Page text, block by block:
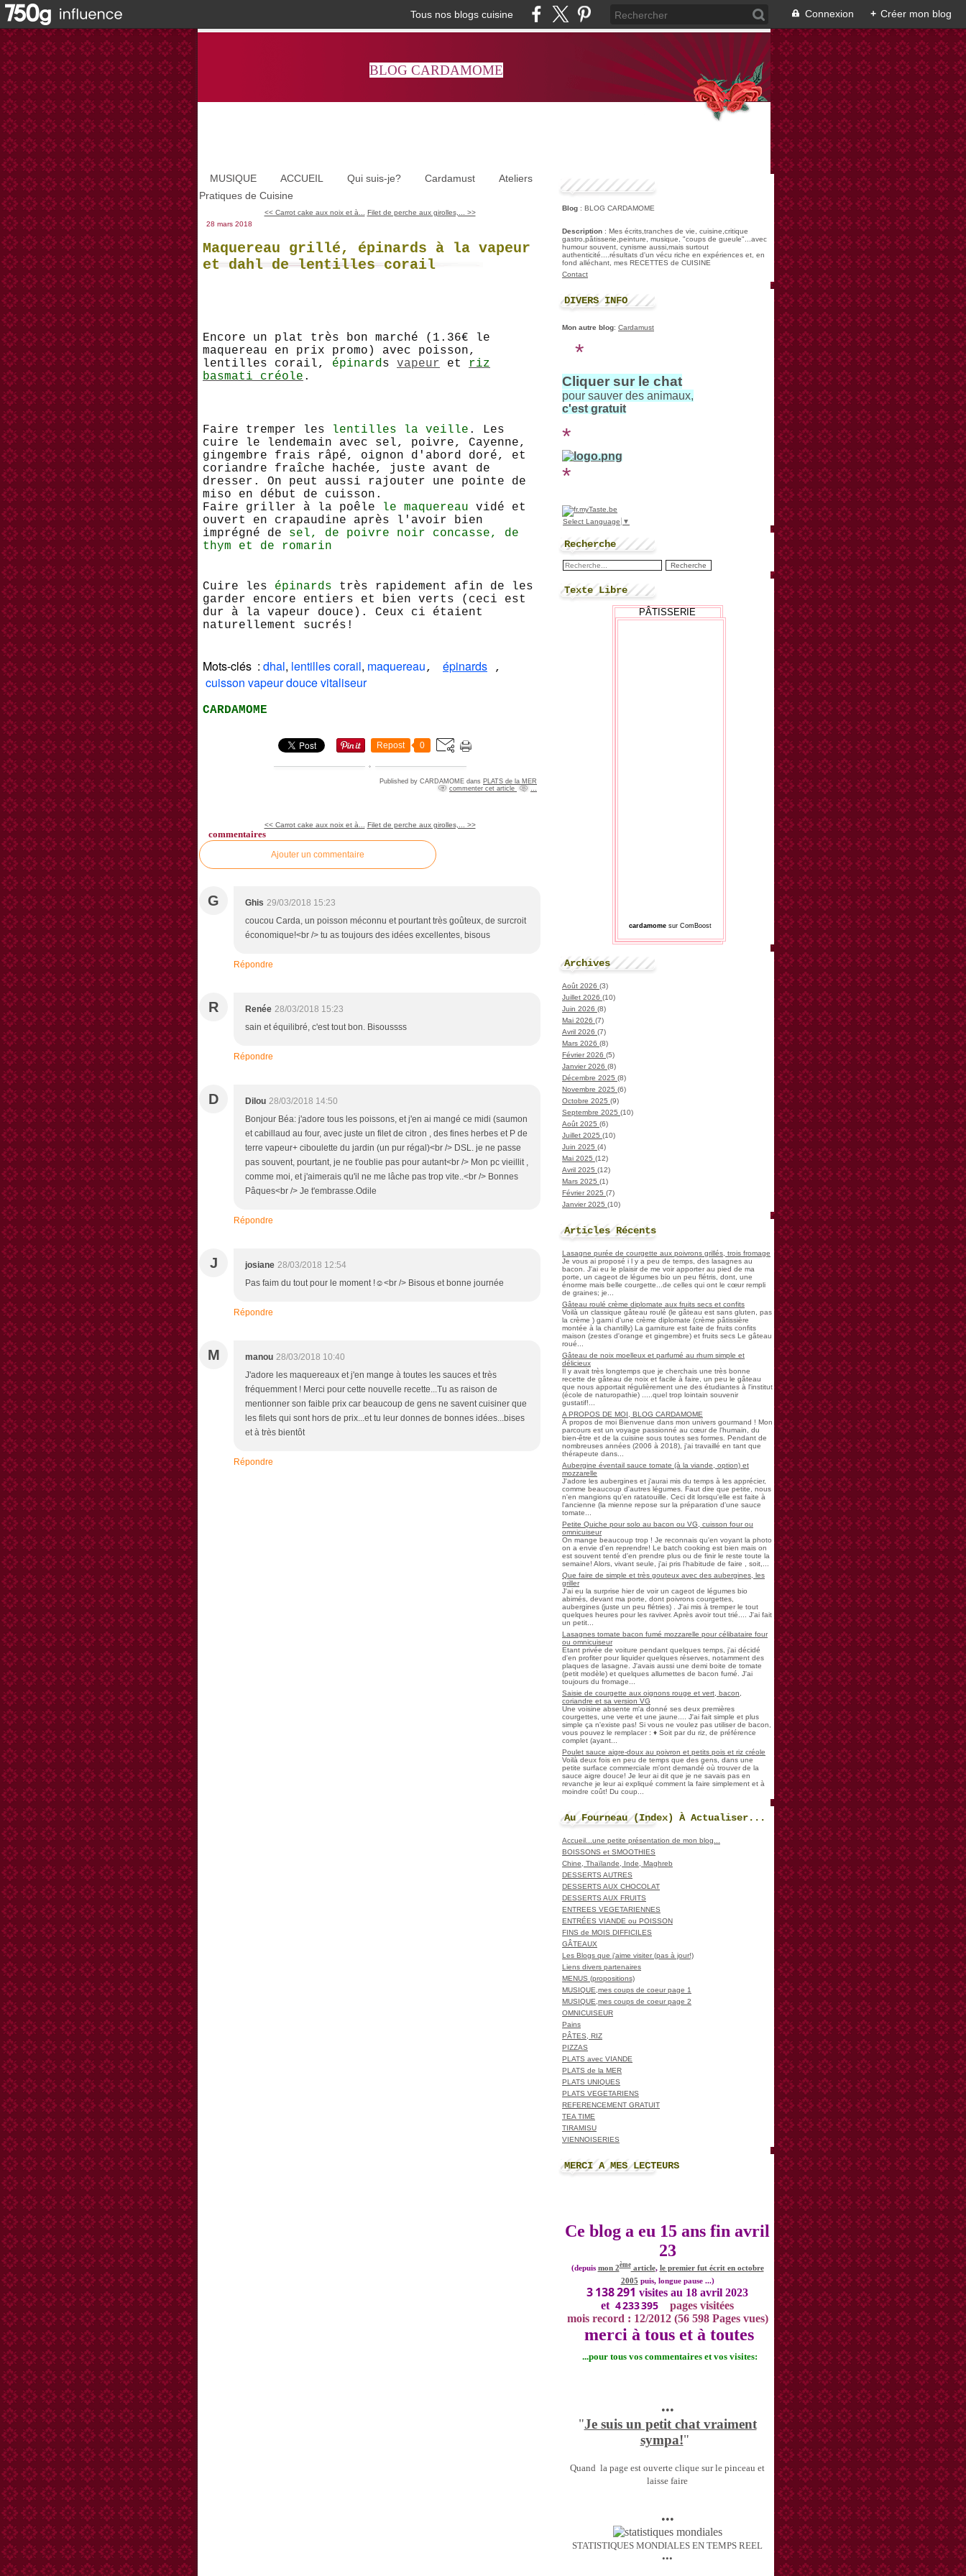
Tous nos blogs cuisine Connexion + Créer mon blog
BLOG CARDAMOME
MUSIQUE ACCUEIL Qui suis-je? Cardamust
Ateliers
Pratiques de Cuisine
<< Carrot cake aux noix et à...
Filet de perche aux girolles,... >>
28 mars 2018
Maquereau grillé, épinards à la vapeur
et dahl de lentilles corail
Encore un plat très bon marché (1.36€ le
maquereau en prix promo) avec poisson,
lentilles corail, épinards vapeur et
riz
basmati créole .
Faire tremper les lentilles la veille . Les
cuire le lendemain avec sel, poivre, Cayenne,
gingembre frais râpé, oignon d'abord doré, et
coriandre fraîche hachée, juste avant de
dresser. On peut aussi rajouter une pointe de
miso en début de cuisson.
Faire griller à la poêle
le maquereau vidé et
ouvert en crapaudine après l'avoir bien
imprégné de sel, de poivre noir concasse, de
thym et de romarin
Cuire les épinards très rapidement afin de les
garder encore entiers et bien verts (ceci est
dur à la vapeur douce). Ceux ci étaient
naturellement sucrés!
Mots-clés : dhal, lentilles corail, maquereau, épinards ,
cuisson vapeur douce vitaliseur
CARDAMOME
Repost 0
Published by CARDAMOME dans PLATS de la MER
commenter cet article
…
<< Carrot cake aux noix et à... Filet de perche aux girolles,... >>
commentaires
Ajouter un commentaire
G Ghis 29/03/2018 15:23
coucou Carda, un poisson méconnu et pourtant très goûteux, de surcroit
économique!<br /> tu as toujours des idées excellentes, bisous
Répondre
R Renée 28/03/2018 15:23
sain et équilibré, c'est tout bon. Bisoussss
Répondre
D Dilou 28/03/2018 14:50
Bonjour Béa: j'adore tous les poissons, et j'en ai mangé ce midi (saumon
et cabillaud au four, avec juste un filet de citron , des fines herbes et P de
terre vapeur+ ciboulette du jardin (un pur régal)<br /> DSL. je ne passe
pas souvent, pourtant, je ne t'oublie pas pour autant<br /> Mon pc vieillit ,
comme moi, et j'aimerais qu'il ne me lâche pas trop vite..<br /> Bonnes
Pâques<br /> Je t'embrasse.Odile
Répondre
J josiane 28/03/2018 12:54
Pas faim du tout pour le moment !☺<br /> Bisous et bonne journée
Répondre
M manou 28/03/2018 10:40
J'adore les maquereaux et j'en mange à toutes les sauces et très
fréquemment ! Merci pour cette nouvelle recette...Tu as raison de
mentionner son faible prix car beaucoup de gens ne savent cuisiner que
les filets qui sont hors de prix...et tu leur donnes de bonnes idées...bises
et à très bientôt
Répondre
Blog : BLOG CARDAMOME
Description : Mes écrits,tranches de vie, cuisine,critique
gastro,pâtisserie,peinture, musique, "coups de gueule"...avec
humour souvent, cynisme aussi,mais surtout
authenticité....résultats d'un vécu riche en expériences et, en
fond alléchant, mes RECETTES de CUISINE
Contact
DIVERS INFO
Mon autre blog: Cardamust
*
Cliquer sur le chat
pour sauver des animaux,
c'est gratuit
*
*
Select Language ▼
Recherche
Texte Libre
PÂTISSERIE
cardamome sur ComBoost
Archives
Août 2026 (3)
Juillet 2026 (10)
Juin 2026 (8)
Mai 2026 (7)
Avril 2026 (7)
Mars 2026 (8)
Février 2026 (5)
Janvier 2026 (8)
Décembre 2025 (8)
Novembre 2025 (6)
Octobre 2025 (9)
Septembre 2025 (10)
Août 2025 (6)
Juillet 2025 (10)
Juin 2025 (4)
Mai 2025 (12)
Avril 2025 (12)
Mars 2025 (1)
Février 2025 (7)
Janvier 2025 (10)
Articles Récents
Lasagne purée de courgette aux poivrons grillés, trois fromage
Je vous ai proposé i l y a peu de temps, des lasagnes au
bacon. J'ai eu le plaisir de me voir apporter au pied de ma
porte, un cageot de légumes bio un peu flétris, dont, une
énorme mais belle courgette...de celles qui ont le cœur rempli
de graines; je...
Gâteau roulé crème diplomate aux fruits secs et confits
Voilà un classique gâteau roulé (le gâteau est sans gluten, pas
la crème ) garni d'une crème diplomate (crème pâtissière
montée à la chantilly) La garniture est faite de fruits confits
maison (zestes d'orange et gingembre) et fruits secs Le gâteau
roué...
Gâteau de noix moelleux et parfumé au rhum simple et
délicieux
Il y avait très longtemps que je cherchais une très bonne
recette de gâteau de noix et facile à faire, un peu le gâteau
que nous apportait régulièrement une des étudiantes à l'institut
(école de naturopathie) .....quel trop lointain souvenir
gustatif!...
A PROPOS DE MOI, BLOG CARDAMOME
À propos de moi Bienvenue dans mon univers gourmand ! Mon
parcours est un voyage passionné au cœur de l'humain, du
bien-être et de la cuisine sous toutes ses formes. Pendant de
nombreuses années (2006 à 2018), j'ai travaillé en tant que
thérapeute dans...
Aubergine éventail sauce tomate (à la viande, option) et
mozzarelle
J'adore les aubergines et j'aurai mis du temps à les apprécier,
comme beaucoup d'autres légumes. Faut dire que petite, nous
n'en mangions qu'en ratatouille. Ceci dit lorsqu'elle est faite à
l'ancienne (la mienne repose sur la préparation d'une sauce
tomate...
Petite Quiche pour solo au bacon ou VG, cuisson four ou
omnicuiseur
On mange beaucoup trop ! Je reconnais qu'en voyant la photo
on a envie d'en reprendre! Le batch cooking est bien mais on
est souvent tenté d'en prendre plus ou de finir le reste toute la
semaine! Alors, vivant seule, j'ai pris l'habitude de faire , soit,...
Que faire de simple et très gouteux avec des aubergines, les
griller
J'ai eu la surprise hier de voir un cageot de légumes bio
abimés, devant ma porte, dont poivrons courgettes,
aubergines (juste un peu flétries) . J'ai mis à tremper le tout
quelques heures pour les raviver. Après avoir tout trié.... J'ai fait
un petit...
Lasagnes tomate bacon fumé mozzarelle pour célibataire four
ou omnicuiseur
Etant privée de voiture pendant quelques temps, j'ai décidé
d'en profiter pour liquider quelques réserves, notamment des
plaques de lasagne. J'avais aussi une demi boite de tomate
(petit modèle) et quelques allumettes de bacon fumé. J'ai
toujours du fromage...
Saisie de courgette aux oignons rouge et vert, bacon,
coriandre et sa version VG
Une voisine absente m'a donné ses deux premières
courgettes, une verte et une jaune.... J'ai fait simple et plus
simple ça n'existe pas! Si vous ne voulez pas utiliser de bacon,
vous pouvez le remplacer : ♦ Soit par du riz, de préférence
complet (ayant...
Poulet sauce aigre-doux au poivron et petits pois et riz créole
Voilà deux fois en peu de temps que des gens, dans une
petite surface commerciale m'ont demandé où trouver de la
sauce aigre douce! Je leur ai dit que je ne savais pas en
revanche je leur ai expliqué comment la faire simplement et à
moindre coût! Du coup...
Au Fourneau (Index) À Actualiser...
Accueil...une petite présentation de mon blog...
BOISSONS et SMOOTHIES
Chine, Thaïlande, Inde, Maghreb
DESSERTS AUTRES
DESSERTS AUX CHOCOLAT
DESSERTS AUX FRUITS
ENTREES VEGETARIENNES
ENTRÉES VIANDE ou POISSON
FINS de MOIS DIFFICILES
GÂTEAUX
Les Blogs que j'aime visiter (pas à jour!)
Liens divers partenaires
MENUS (propositions)
MUSIQUE,mes coups de coeur page 1
MUSIQUE,mes coups de coeur page 2
OMNICUISEUR
Pains
PÂTES, RIZ
PIZZAS
PLATS avec VIANDE
PLATS de la MER
PLATS UNIQUES
PLATS VEGETARIENS
REFERENCEMENT GRATUIT
TEA TIME
TIRAMISU
VIENNOISERIES
MERCI A MES LECTEURS
Ce blog a eu 15 ans fin avril
23
(depuis mon 2èmearticle, le premier fut écrit en octobre
2005 puis, longue pause ...)
3 138 291 visites au 18 avril 2023
et 4 233 395
pages visitées
mois record : 12/2012 (56 598 Pages vues)
merci à tous et à toutes
...pour tous vos commentaires et vos visites:
•••
"Je suis un petit chat vraiment
sympa!"
Quand la page est ouverte clique sur le pinceau et
laisse faire
•••
STATISTIQUES MONDIALES EN TEMPS REEL
•••